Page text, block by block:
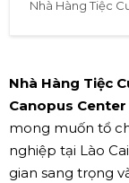
Nhà Hàng Tiệc
Nhà Hàng Tiệc
Canopus Center
mong muốn tổ
nghiệp tại Lào
gian sang trọng